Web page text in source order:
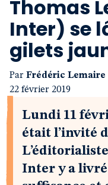
Thomas
Inter) se
gilets
Par Frédéric Lemaire
22 février 2019
Lundi 11
était l’invité
Inter y a